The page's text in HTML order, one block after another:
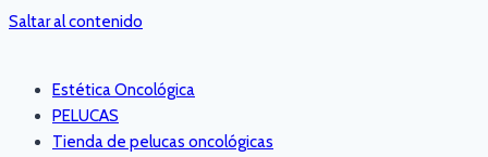
Saltar al contenido
Estética Oncológica
PELUCAS
Tienda de pelucas oncológicas